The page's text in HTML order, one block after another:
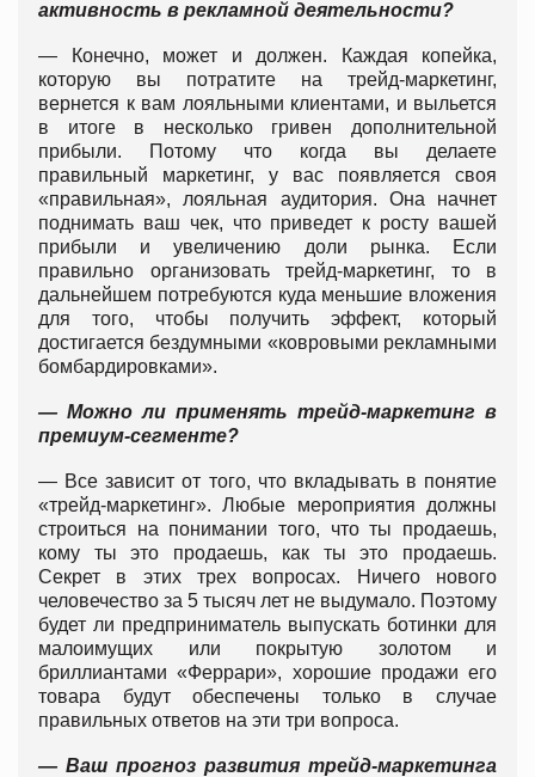
активность в рекламной деятельности?
— Конечно, может и должен. Каждая копейка,
которую вы потратите на трейд-маркетинг,
вернется к вам лояльными клиентами, и выльется
в итоге в несколько гривен дополнительной
прибыли. Потому что когда вы делаете
правильный маркетинг, у вас появляется своя
«правильная», лояльная аудитория. Она начнет
поднимать ваш чек, что приведет к росту вашей
прибыли и увеличению доли рынка. Если
правильно организовать трейд-маркетинг, то в
дальнейшем потребуются куда меньшие вложения
для того, чтобы получить эффект, который
достигается бездумными «ковровыми рекламными
бомбардировками».
— Можно ли применять трейд-маркетинг в
премиум-сегменте?
— Все зависит от того, что вкладывать в понятие
«трейд-маркетинг». Любые мероприятия должны
строиться на понимании того, что ты продаешь,
кому ты это продаешь, как ты это продаешь.
Секрет в этих трех вопросах. Ничего нового
человечество за 5 тысяч лет не выдумало. Поэтому
будет ли предприниматель выпускать ботинки для
малоимущих или покрытую золотом и
бриллиантами «Феррари», хорошие продажи его
товара будут обеспечены только в случае
правильных ответов на эти три вопроса.
— Ваш прогноз развития трейд-маркетинга